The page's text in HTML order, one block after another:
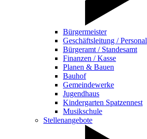
Bürgermeister
Geschäftsleitung / Personal
Bürgeramt / Standesamt
Finanzen / Kasse
Planen & Bauen
Bauhof
Gemeindewerke
Jugendhaus
Kindergarten Spatzennest
Musikschule
Stellenangebote